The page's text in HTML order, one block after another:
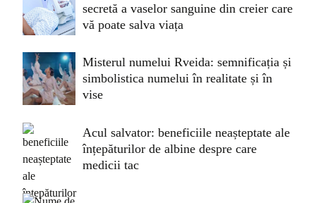
secretă a vaselor sanguine din creier care
vă poate salva viața
Misterul numelui Rveida: semnificația și
simbolistica numelui în realitate și în
vise
Acul salvator: beneficiile neașteptate ale
înțepăturilor de albine despre care
medicii tac